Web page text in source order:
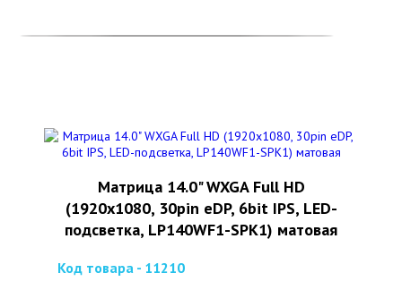
Матрица 14.0" WXGA Full HD
(1920х1080, 30pin eDP, 6bit IPS, LED-
подсветка, LP140WF1-SPK1) матовая
Код товара - 11210